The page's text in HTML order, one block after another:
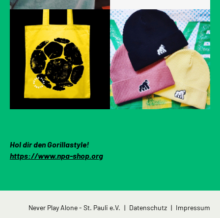
Hol dir den Gorillastyle!
https://www.npa-shop.org
Never Play Alone - St. Pauli e.V. Navigation
Datenschutz Impressum